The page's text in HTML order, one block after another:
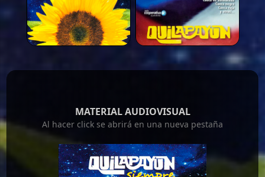
MATERIAL AUDIOVISUAL
Al hacer click se abrirá en una nueva pestaña